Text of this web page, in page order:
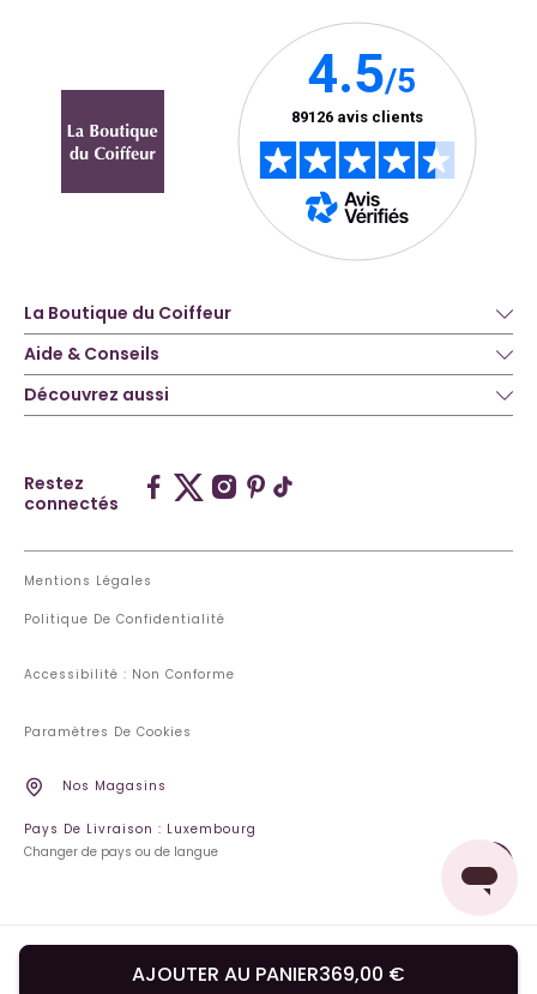
AJOUTER AU PANIER369,00 €
La Boutique du Coiffeur
Aide & Conseils
Découvrez aussi
Restez
connectés
Mentions Légales
Politique De Confidentialité
Accessibilité : Non Conforme
Paramètres De Cookies
Nos Magasins
Pays De Livraison : Luxembourg
Changer de pays ou de langue